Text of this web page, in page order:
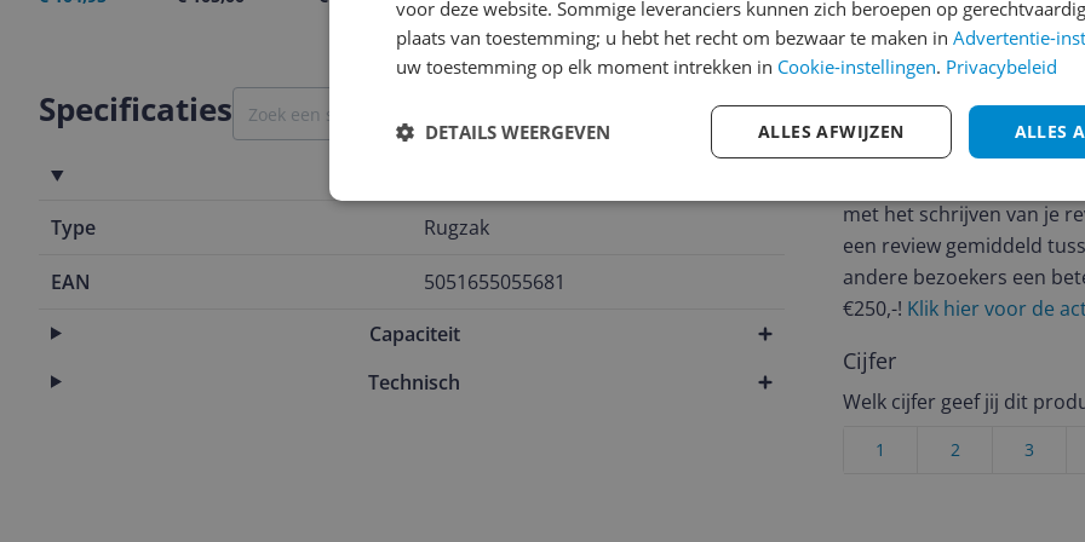
Specificaties
Type
Rugzak
EAN
5051655055681
Capaciteit
Technisch
Reviews
Er zijn nog geen
Heb jij dit product in
met het schrijven van je
een review gemiddeld
andere bezoekers een
€250,-! Klik hier voor de
Cijfer
Welk cijfer geef jij dit
3
2
1
voor deze website. Sommige leveranciers kunnen zich beroepen op
plaats van toestemming; u hebt het recht om bezwaar te maken in Advertentie-
uw toestemming op elk moment intrekken in Cookie-instellingen. Privacybeleid
ALLES
ALLES AFWIJZEN
DETAILS WEERGEVEN